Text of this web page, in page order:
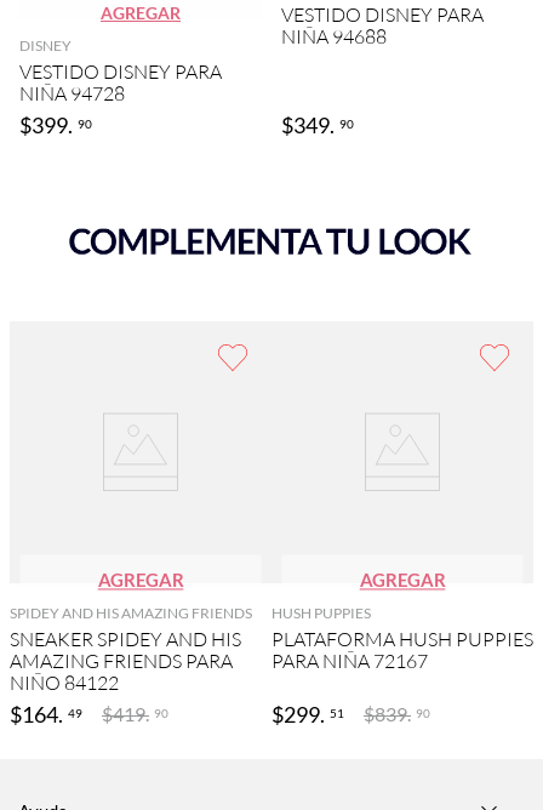
AGREGAR
DISNEY
VESTIDO DISNEY PARA
NIÑA 94728
$399. 90
VESTIDO DISNEY PARA
NIÑA 94688
$349. 90
AGREGAR
SPIDEY AND HIS AMAZING FRIENDS
SNEAKER SPIDEY AND HIS
AMAZING FRIENDS PARA
NIÑO 84122
$164. 49 $419. 90
AGREGAR
HUSH PUPPIES
PLATAFORMA HUSH PUPPIES
PARA NIÑA 72167
$299. 51 $839. 90